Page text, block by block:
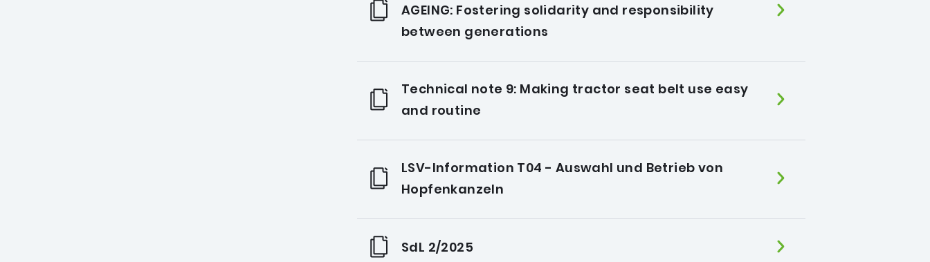
AGEING: Fostering solidarity and responsibility
between generations
Technical note 9: Making tractor seat belt use easy
and routine
LSV-Information T04 - Auswahl und Betrieb von
Hopfenkanzeln
SdL 2/2025